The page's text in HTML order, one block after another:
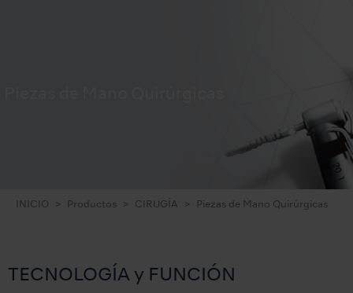
INICIO Productos CIRUGÍA Piezas de Mano Quirúrgicas
TECNOLOGÍA y FUNCIÓN